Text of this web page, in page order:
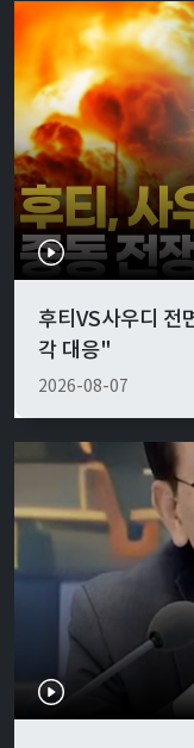
후티VS사우디
각 대응"
2026-08-07